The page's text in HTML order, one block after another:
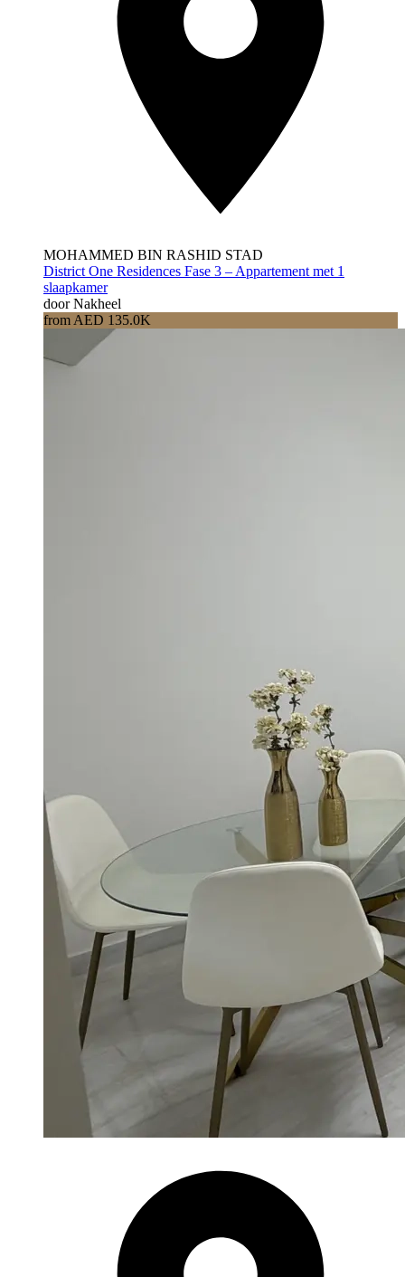
MOHAMMED BIN RASHID STAD
District One Residences Fase 3 – Appartement met 1
slaapkamer
door Nakheel
from AED 135.0K